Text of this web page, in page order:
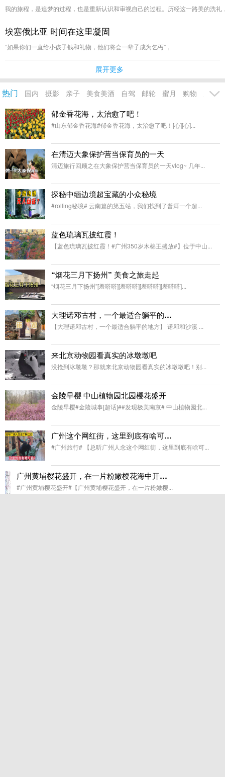
我的旅程，是追梦的过程，也是重新认识和审视自己的过程。历经这一路美的洗
埃塞俄比亚 时间在这里凝固
“如果你们一直给小孩子钱和礼物，他们将会一辈子成为乞丐”，
展开更多
热门 国内 摄影 亲子 美食美酒 自驾 邮轮 蜜月 购物 户外
郁金香花海，太治愈了吧！
#山东郁金香花海#郁金香花海，太治愈了吧！[心][心]...
在清迈大象保护营当保育员的一天
清迈旅行回顾之在大象保护营当保育员的一天vlog~ 几年...
探秘中缅边境超宝藏的小众秘境
#rolling秘境# 云南篇的第五站，我们找到了普洱一个超...
蓝色琉璃瓦披红霞！
【蓝色琉璃瓦披红霞！#广州350岁木棉王盛放#】位于中山...
“烟花三月下扬州” 美食之旅走起
“烟花三月下扬州”[羞嗒嗒][羞嗒嗒][羞嗒嗒][羞嗒嗒]...
大理诺邓古村，一个最适合躺平的地方
【大理诺邓古村，一个最适合躺平的地方】 诺邓和沙溪 ...
来北京动物园看真实的冰墩墩吧
没抢到冰墩墩？那就来北京动物园看真实的冰墩墩吧！别...
金陵早樱 中山植物园北园樱花盛开
金陵早樱#金陵城事[超话]##发现极美南京# 中山植物园北...
广州这个网红街，这里到底有啥可看？
#广州旅行# 【总听广州人念这个网红街，这里到底有啥可...
广州黄埔樱花盛开，在一片粉嫩樱花海中开启正确的周末模式
#广州黄埔樱花盛开#【广州黄埔樱花盛开，在一片粉嫩樱...